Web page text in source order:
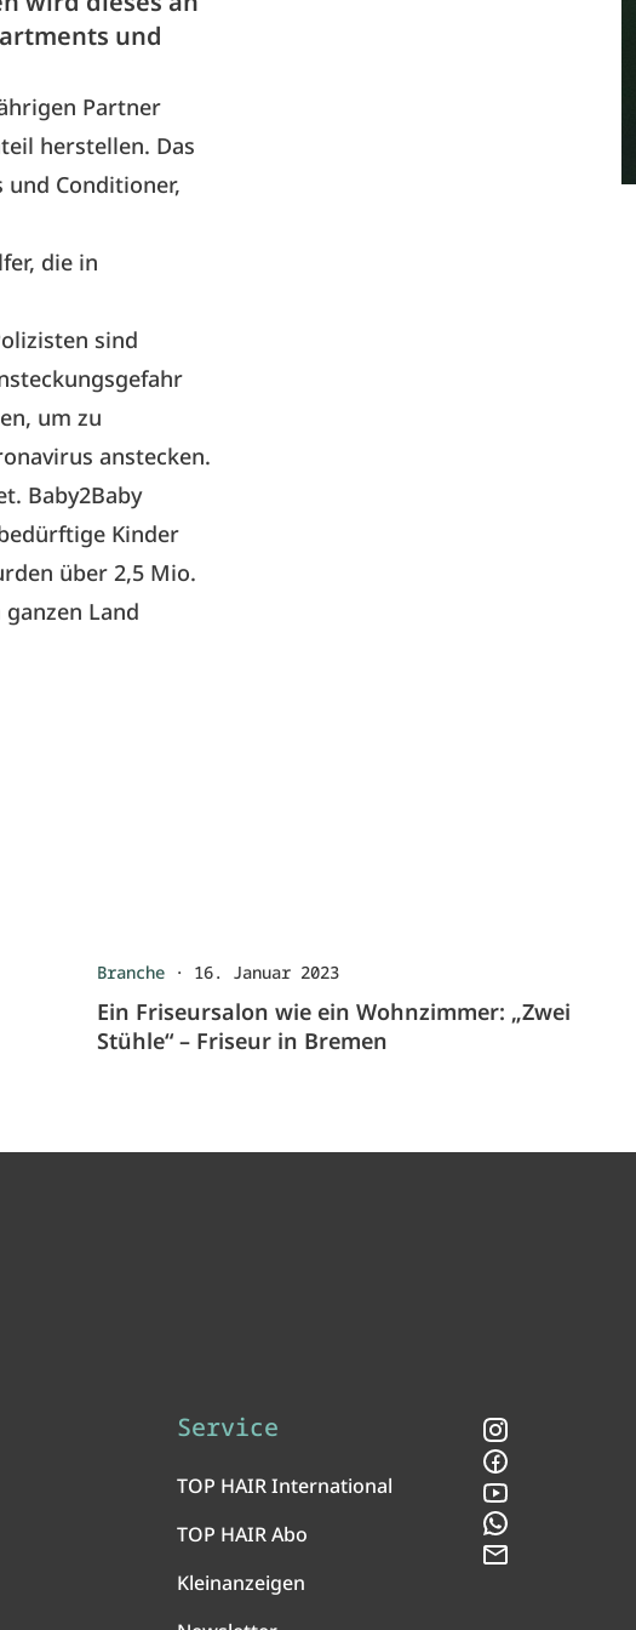
und
Partner
herstellen. Das
und Conditioner,
die in
sind
um zu
anstecken.
Baby2Baby
Kinder
über 2,5 Mio.
Land
Branche· 16. Januar 2023
Ein Friseursalon wie ein Wohnzimmer: „Zwei
Stühle“ – Friseur in Bremen
Service
TOP HAIR International
TOP HAIR Abo
Kleinanzeigen